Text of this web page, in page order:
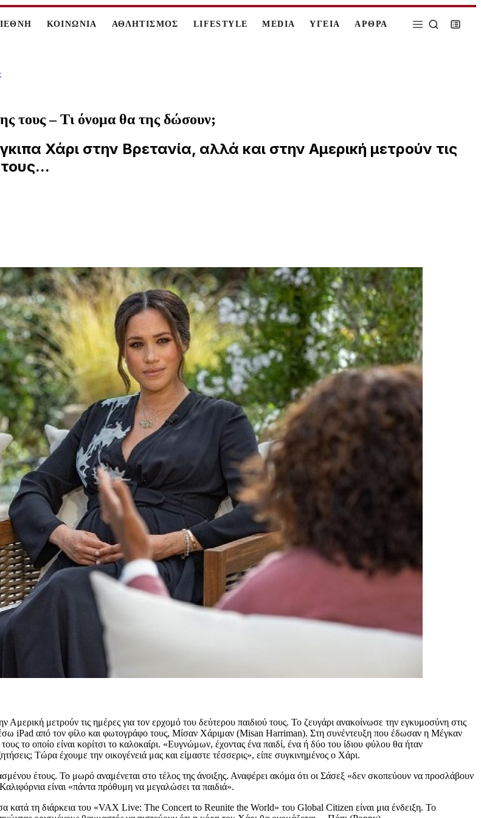
ΚΟΙΝΩΝΙΑ ΑΘΛΗΤΙΣΜΟΣ LIFESTYLE MEDIA ΥΓΕΙΑ ΑΡΘΡΑ
τους – Τι όνομα θα της δώσουν;
Χάρι στην Βρετανία, αλλά και στην Αμερική μετρούν τις
Αμερική μετρούν τις ημέρες για τον ερχομό του δεύτερου παιδιού τους. Το ζευγάρι ανακοίνωσε την εγκυμοσύνη στις
iPad από τον φίλο και φωτογράφο τους, Μίσαν Χάριμαν (Misan Harriman). Στη συνέντευξη που έδωσαν η Μέγκαν
το οποίο είναι κορίτσι το καλοκαίρι. «Ευγνώμων, έχοντας ένα παιδί, ένα ή δύο του ίδιου φύλου θα ήταν
Τώρα έχουμε την οικογένειά μας και είμαστε τέσσερις», είπε συγκινημένος ο Χάρι.
έτους. Το μωρό αναμένεται στο τέλος της άνοιξης. Αναφέρει ακόμα ότι οι Σάσεξ «δεν σκοπεύουν να προσλάβουν
είναι «πάντα πρόθυμη να μεγαλώσει τα παιδιά».
κατά τη διάρκεια του «VAX Live: The Concert to Reunite the World» του Global Citizen είναι μια ένδειξη. Το